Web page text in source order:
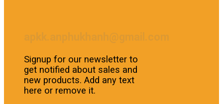
Signup for our newsletter to
get notified about sales and
new products. Add any text
here or remove it.